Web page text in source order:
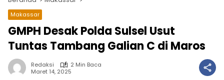
Makassar
GMPH Desak Polda Sulsel Usut
Tuntas Tambang Galian C di Maros
Redaksi
2 Min Baca
Maret 14, 2025